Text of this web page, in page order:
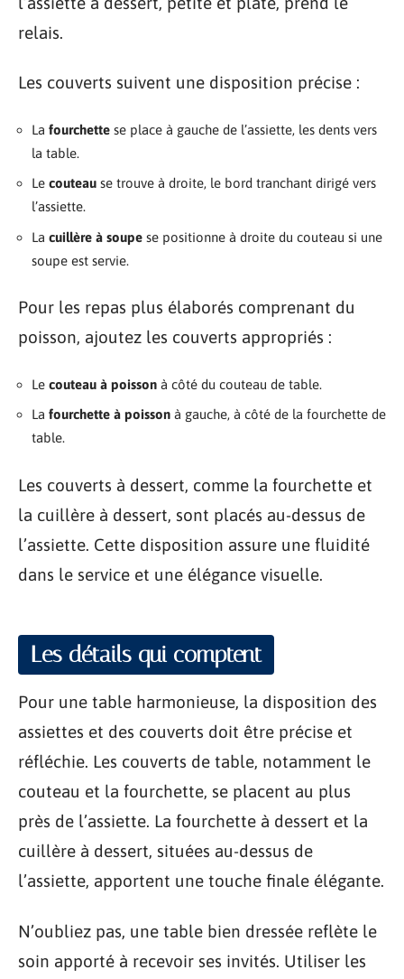
relais.
Les couverts suivent une disposition précise :
La fourchette se place à gauche de l’assiette, les dents vers
la table.
Le couteau se trouve à droite, le bord tranchant dirigé vers
l’assiette.
La cuillère à soupe se positionne à droite du couteau si une
soupe est servie.
Pour les repas plus élaborés comprenant du
poisson, ajoutez les couverts appropriés :
Le couteau à poisson à côté du couteau de table.
La fourchette à poisson à gauche, à côté de la fourchette de
table.
Les couverts à dessert, comme la fourchette et
la cuillère à dessert, sont placés au-dessus de
l’assiette. Cette disposition assure une fluidité
dans le service et une élégance visuelle.
Les détails qui comptent
Pour une table harmonieuse, la disposition des
assiettes et des couverts doit être précise et
réfléchie. Les couverts de table, notamment le
couteau et la fourchette, se placent au plus
près de l’assiette. La fourchette à dessert et la
cuillère à dessert, situées au-dessus de
l’assiette, apportent une touche finale élégante.
N’oubliez pas, une table bien dressée reflète le
soin apporté à recevoir ses invités. Utiliser les